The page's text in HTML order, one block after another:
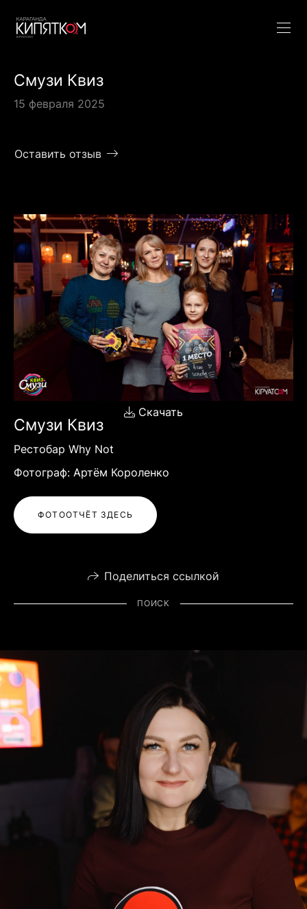
Смузи Квиз
15 февраля 2025
Оставить отзыв
Скачать
Смузи Квиз
Рестобар Why Not
Фотограф: Артём Короленко
ФОТООТЧЁТ ЗДЕСЬ
Поделиться ссылкой
ПОИСК